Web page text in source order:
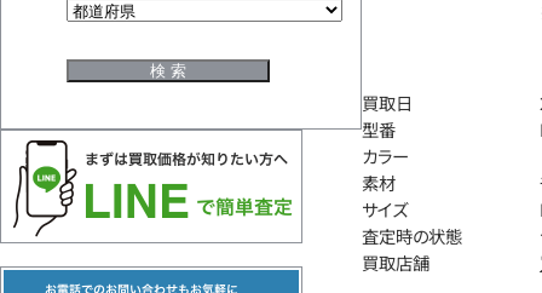
買取日
型番
カラー
素材
サイズ
査定時の状態
買取店舗